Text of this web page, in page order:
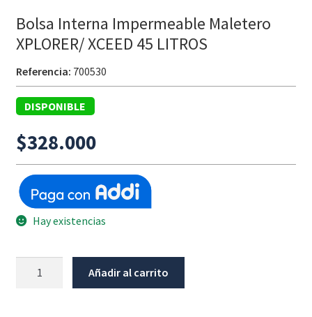
Bolsa Interna Impermeable Maletero
XPLORER/ XCEED 45 LITROS
Referencia: 700530
DISPONIBLE
$328.000
Hay existencias
Añadir al carrito